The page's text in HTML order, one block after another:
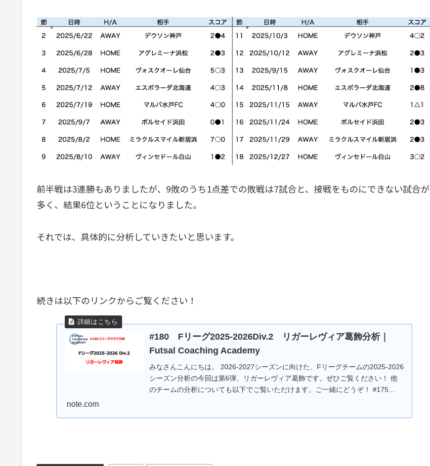
前半戦は3連勝もありましたが、9敗のうち1点差での敗戦は7試合と、接戦をものにできない試合が
多く、結果6位ということになりました。
それでは、具体的に分析していきたいと思います。
続きは以下のリンクからご覧ください！
#180 Fリーグ2025-2026Div.2 リガーレヴィア葛飾分析｜
Futsal Coaching Academy
みなさんこんにちは。 2026-2027シーズンに向けた、Fリーグチームの2025-2026
シーズン分析の今回は第6弾、リガーレヴィア葛飾です。ぜひご覧ください！ 他
のチームの分析についても以下でご覧いただけます。ご一緒にどうぞ！ #175...
note.com